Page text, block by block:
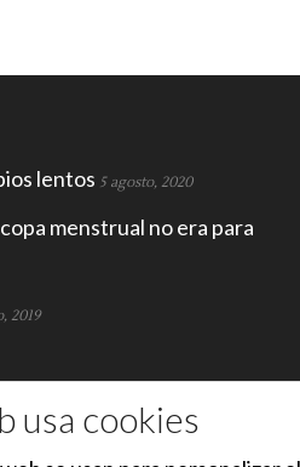
lentos 5 agosto, 2020
menstrual no era para
2019
usa cookies